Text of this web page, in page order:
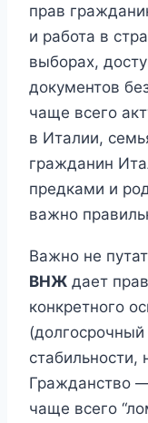
прав
и работа в
выборах,
документов
чаще всего
в Италии,
гражданин
предками и
важно
Важно не
ВНЖ дает
конкретного
стабильности,
Гражданство
чаще всего